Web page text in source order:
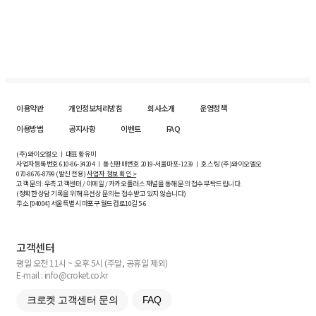
이용약관 개인정보처리방침 회사소개
운영정책
이용방법
공지사항 이벤트 FAQ
(주)와이오엘오 ㅣ 대표 황유미
사업자등록번호610-86-34204ㅣ 통신판매번호 2019-서울마포-1239 ㅣ 호스팅 (주)와이오엘오
070-8676-8799 (발신 전용)사업자 정보 확인 >
고객 문의: 우측 고객센터 / 이메일 / 카카오플러스 채널을 통해 문의 접수 부탁드립니다.
(정확한 상담 기록을 위해 유선상 문의는 접수받고 있지 않습니다)
주소 [04004] 서울특별시 마포구 월드컵로10길5-6
고객센터
평일 오전 11시 ~ 오후 5시 (주말, 공휴일 제외)
E-mail : info@croket.co.kr
크로켓 고객센터 문의 FAQ